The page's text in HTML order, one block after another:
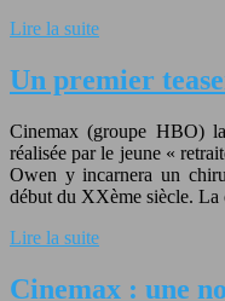
Lire la suite
Un premier
Cinemax (groupe HBO)
réalisée par le jeune «
Owen y incarnera un
début du XXème siècle.
Lire la suite
Cinemax : une